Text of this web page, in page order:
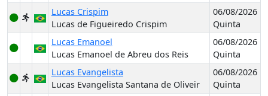
Lucas Crispim
Lucas de Figueiredo Crispim
06/08/2026
Quinta
Lucas Emanoel
Lucas Emanoel de Abreu dos Reis
06/08/2026
Quinta
Lucas Evangelista
Lucas Evangelista Santana de Oliveir
06/08/2026
Quinta